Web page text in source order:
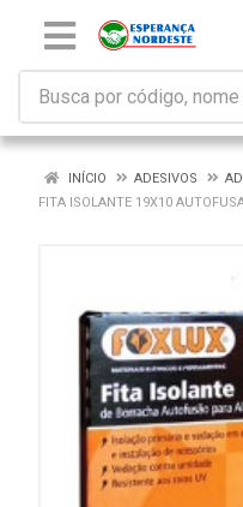
INÍCIO ADESIVOS
FITA ISOLANTE 19X10